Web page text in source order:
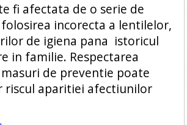
fi afectata de o serie de
incorecta a lentilelor,
de igiena pana istoricul
in familie. Respectarea
de preventie poate
riscul aparitiei afectiunilor